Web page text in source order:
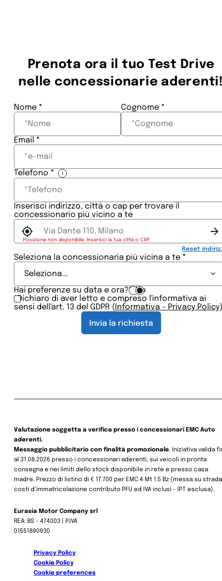
Prenota ora il tuo Test Drive
nelle concessionarie
Section
Nome * Cognome *
Email *
Telefono * i
Inserisci indirizzo, città o cap per trovare il
concessionario più vicino a te
Posizione non disponibile. Inserisci la tua città o CAP.
Reset
Seleziona la concessionaria più vicina a te *
Seleziona...
Hai preferenze su data e ora?Sì No
*Dichiaro di aver letto e compreso l'informativa ai
sensi dell'art. 13 del GDPR ( Informativa – Privacy Policy)
Invia la richiesta
Valutazione soggetta a verifica presso i concessionari EMC Auto
aderenti.
Messaggio pubblicitario con finalità promozionale. Iniziativa valida
al 31.08.2026 presso i concessionari aderenti, sui veicoli in pronta
consegna e nei limiti dello stock disponibile in rete e presso casa
madre. Prezzo di listino di € 17.700 per EMC 4 Mt 1.5 Bz (messa su strada
costi d’immatricolazione contributo PFU ed IVA inclusi – IPT esclusa).
Eurasia Motor Company srl
REA: BS – 474003 | P.IVA
01551890930
Privacy Policy
Cookie Policy
Cookie preferences